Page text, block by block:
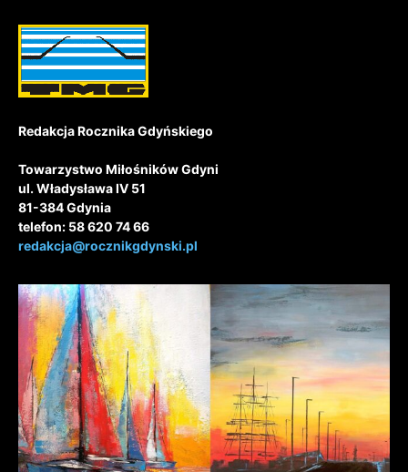
Redakcja Rocznika Gdyńskiego
Towarzystwo Miłośników Gdyni
ul. Władysława IV 51
81-384 Gdynia
telefon: 58 620 74 66
redakcja@rocznikgdynski.pl